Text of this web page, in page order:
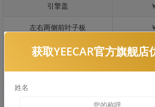
引擎盖
左右两侧前叶子板
反光镜
后保险杠
获取YEECAR官方旗舰店
姓名